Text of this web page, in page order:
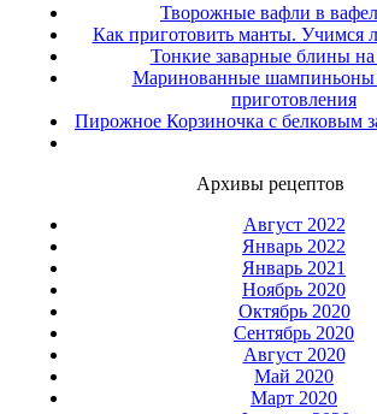
Творожные вафли в
Как приготовить манты. Учимся
Тонкие заварные блины
Маринованные шампиньоны
приготовления
Пирожное Корзиночка с белковым
Архивы рецептов
Август 2022
Январь 2022
Январь 2021
Ноябрь 2020
Октябрь 2020
Сентябрь 2020
Август 2020
Май 2020
Март 2020